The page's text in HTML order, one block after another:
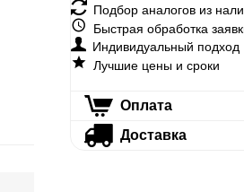
Подбор аналогов из
Быстрая обработка
Индивидуальный подход
Лучшие цены и сроки
Оплата
Доставка